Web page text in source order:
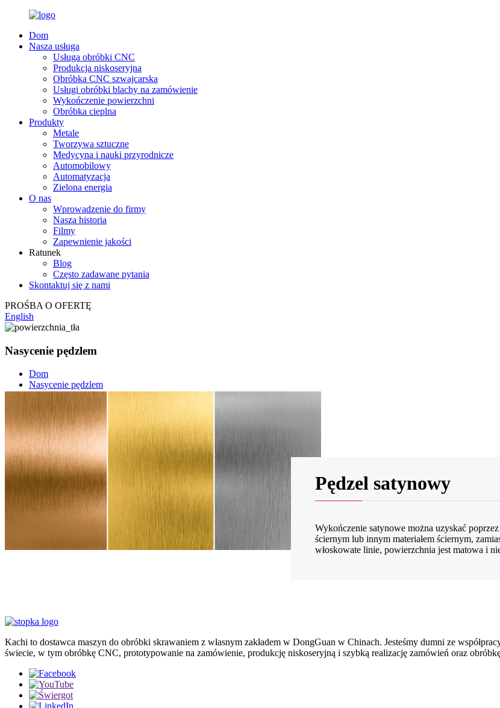
Dom
Nasza usługa
Usługa obróbki CNC
Produkcja niskoseryjna
Obróbka CNC szwajcarska
Usługi obróbki blachy na zamówienie
Wykończenie powierzchni
Obróbka cieplna
Produkty
Metale
Tworzywa sztuczne
Medycyna i nauki przyrodnicze
Automobilowy
Automatyzacja
Zielona energia
O nas
Wprowadzenie do firmy
Nasza historia
Filmy
Zapewnienie jakości
Ratunek
Blog
Często zadawane pytania
Skontaktuj się z nami
PROŚBA O OFERTĘ
English
Nasycenie pędzlem
Dom
Nasycenie pędzlem
Pędzel satynowy
Wykończenie satynowe można uzyskać
ściernym lub innym materiałem ściernym,
włoskowate linie, powierzchnia jest matowa i
Kachi to dostawca maszyn do obróbki skrawaniem z własnym zakładem w DongGuan w Chinach. Jesteśmy dumni ze
świecie, w tym obróbkę CNC, prototypowanie na zamówienie, produkcję niskoseryjną i szybką realizację zamówień oraz